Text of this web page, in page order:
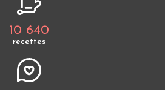
10 640
recettes